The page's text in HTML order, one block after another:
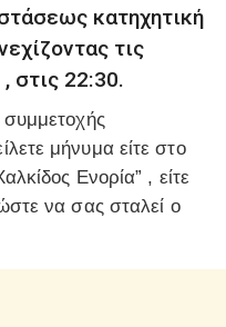
κατηχητική
τις
στις 22:30.
συμμετοχής
μήνυμα είτε στο
Ενορία” , είτε
να σας σταλεί ο